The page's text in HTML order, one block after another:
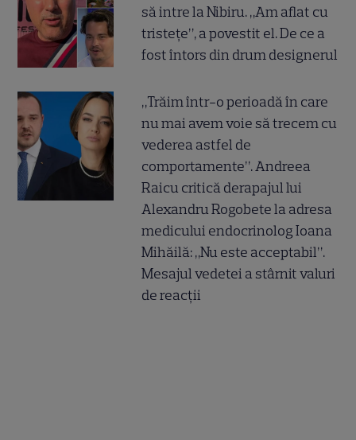
să intre la Nibiru. „Am aflat cu
tristețe”, a povestit el. De ce a
fost întors din drum designerul
„Trăim într-o perioadă în care
nu mai avem voie să trecem cu
vederea astfel de
comportamente”. Andreea
Raicu critică derapajul lui
Alexandru Rogobete la adresa
medicului endocrinolog Ioana
Mihăilă: „Nu este acceptabil”.
Mesajul vedetei a stârnit valuri
de reacții